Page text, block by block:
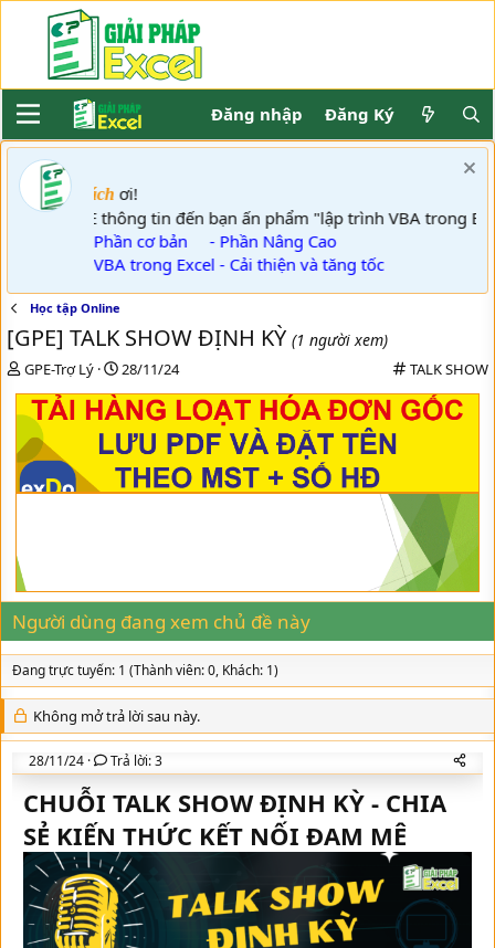
Đăng nhập Đăng Ký
Khách
GPE thông tin đến bạn ấn phẩm "lập trình VBA trong
- Phần cơ bản- Phần Nâng Cao
- VBA trong Excel - Cải thiện và tăng tốc
Học tập Online
[GPE] TALK SHOW ĐỊNH KỲ (1 người xem)
C
t
e
r
TALK SHOW
T
a
d
s
e
r
GPE-Trợ Lý
N
à
g
ử
i
28/11/24
Người dùng đang xem chủ đề này
Đang trực tuyến: 1 (Thành viên: 0, Khách: 1)
Không mở trả lời sau này.
28/11/24 Trả lời: 3
CHUỖI TALK SHOW ĐỊNH KỲ - CHIA
SẺ KIẾN THỨC KẾT NỐI ĐAM MÊ